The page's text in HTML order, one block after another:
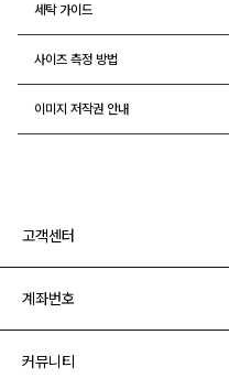
세탁 가이드
사이즈 측정 방법
이미지 저작권 안내
고객센터
계좌번호
커뮤니티